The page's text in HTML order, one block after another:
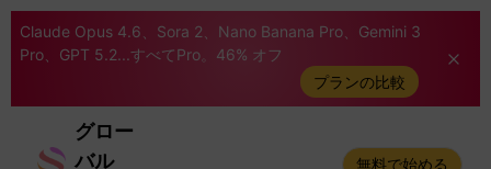
Claude Opus 4.6、Sora 2、Nano Banana Pro、Gemini 3
Pro、GPT 5.2...すべてPro。46% オフ
プランの比較
グロー
バル
無料で始める